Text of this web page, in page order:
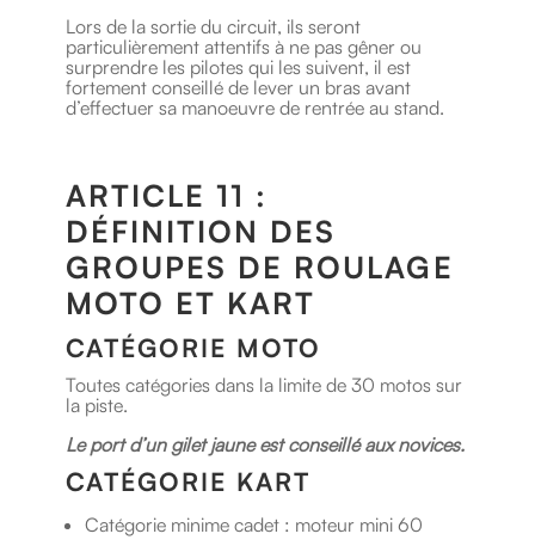
Lors de la sortie du circuit, ils seront
particulièrement attentifs à ne pas gêner ou
surprendre les pilotes qui les suivent, il est
fortement conseillé de lever un bras avant
d’effectuer sa manoeuvre de rentrée au stand.
ARTICLE 11 :
DÉFINITION DES
GROUPES DE ROULAGE
MOTO ET KART
CATÉGORIE MOTO
Toutes catégories dans la limite de 30 motos sur
la piste.
Le port d’un gilet jaune est conseillé aux novices.
CATÉGORIE KART
Catégorie minime cadet : moteur mini 60